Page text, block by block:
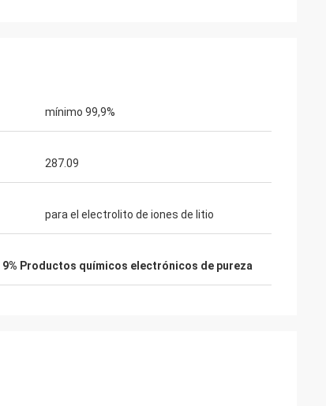
mínimo 99,9%
287.09
para el electrolito de iones de litio
9% Productos químicos electrónicos de pureza